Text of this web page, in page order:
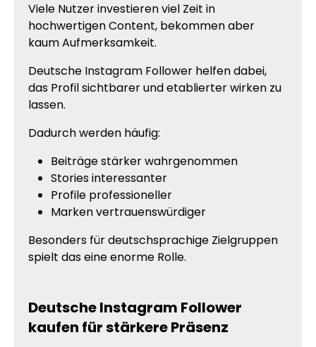
Viele Nutzer investieren viel Zeit in
hochwertigen Content, bekommen aber
kaum Aufmerksamkeit.
Deutsche Instagram Follower helfen dabei,
das Profil sichtbarer und etablierter wirken zu
lassen.
Dadurch werden häufig:
Beiträge stärker wahrgenommen
Stories interessanter
Profile professioneller
Marken vertrauenswürdiger
Besonders für deutschsprachige Zielgruppen
spielt das eine enorme Rolle.
Deutsche Instagram Follower
kaufen für stärkere Präsenz